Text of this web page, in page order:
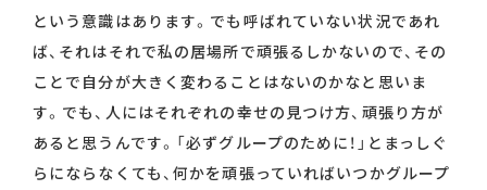
という意識はあります。でも呼ばれていない状況であれ
ば、それはそれで私の居場所で頑張るしかないので、その
ことで自分が大きく変わることはないのかなと思いま
す。でも、人にはそれぞれの幸せの見つけ方、頑張り方が
あると思うんです。「必ずグループのために！」とまっしぐ
らにならなくても、何かを頑張っていればいつかグループ